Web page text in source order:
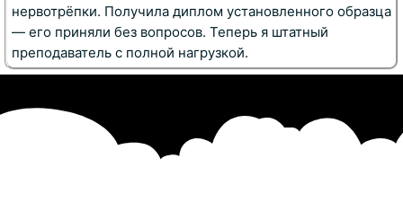
нервотрёпки. Получила диплом установленного образца
— его приняли без вопросов. Теперь я штатный
преподаватель с полной нагрузкой.